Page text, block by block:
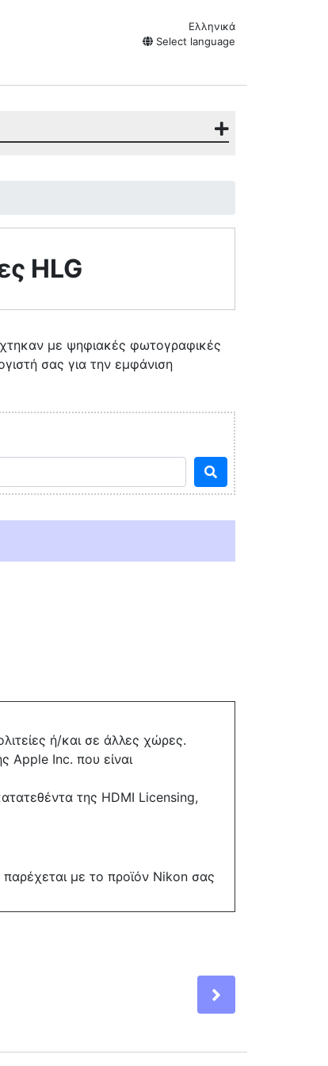
Ελληνικά
Select language
HLG
με ψηφιακές φωτογραφικές
σας για την εμφάνιση
ή/και σε άλλες χώρες.
Apple Inc. που είναι
της HDMI Licensing,
με το προϊόν Nikon σας